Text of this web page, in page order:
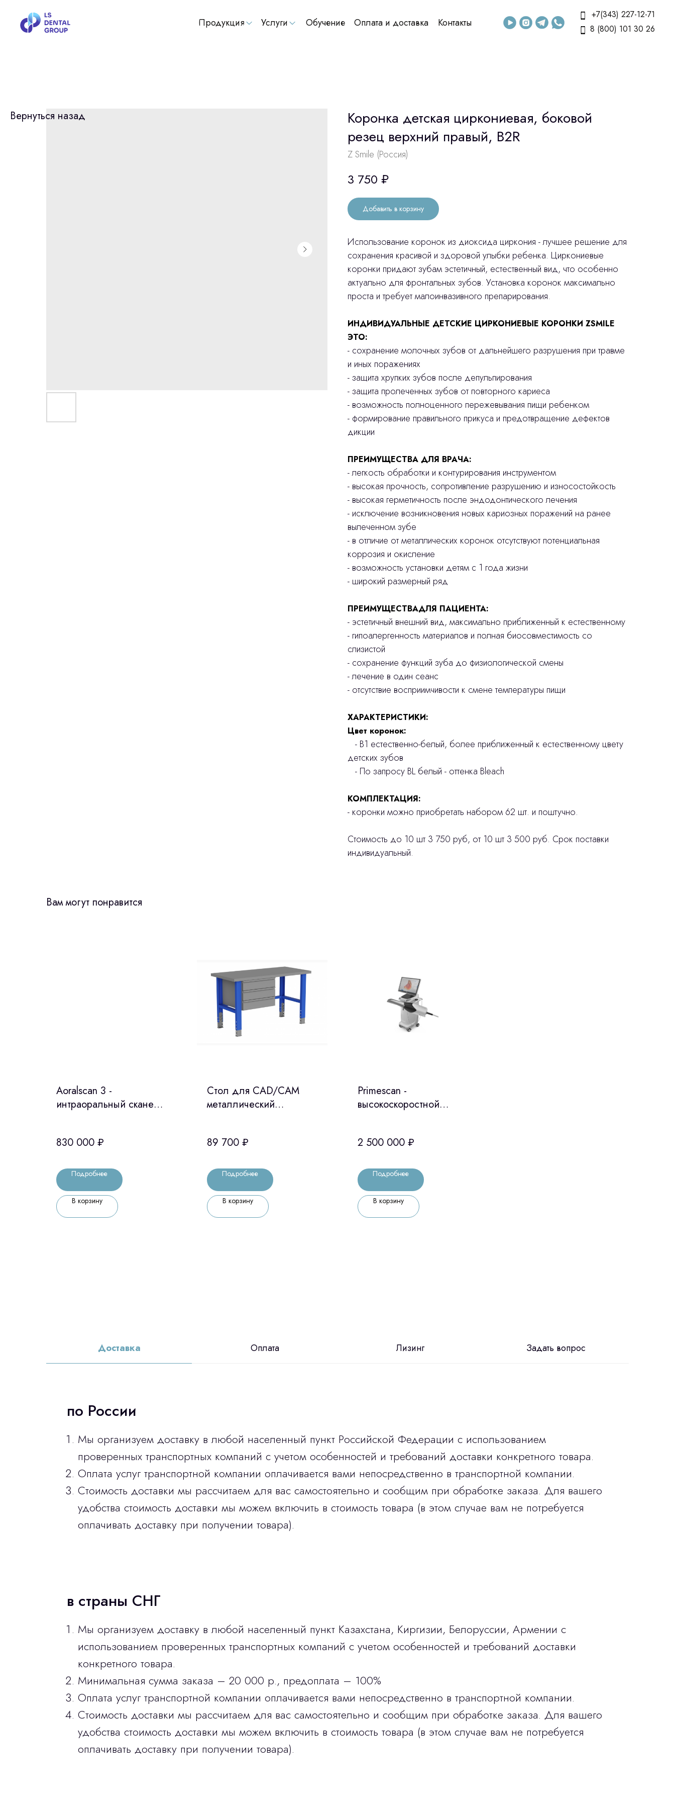
Обучение
Продукция Услуги Оплата и доставка Контакты
+7(343) 227-12-71
8 (800) 101 30 26
Вернуться назад
Коронка детская циркониевая, боковой
резец верхний правый, B2R
Z Smile (Россия)
3 750 ₽
Добавить в корзину
Использование коронок из диоксида циркония - лучшее решение для
сохранения красивой и здоровой улыбки ребенка. Циркониевые
коронки придают зубам эстетичный, естественный вид, что особенно
актуально для фронтальных зубов. Установка коронок максимально
проста и требует малоинвазивного препарирования.
ИНДИВИДУАЛЬНЫЕ ДЕТСКИЕ ЦИРКОНИЕВЫЕ КОРОНКИ ZSMILE
ЭТО:
- сохранение молочных зубов от дальнейшего разрушения при травме
и иных поражениях
- защита хрупких зубов после депульпирования
- защита пролеченных зубов от повторного кариеса
- возможность полноценного пережевывания пищи ребенком
- формирование правильного прикуса и предотвращение дефектов
дикции
ПРЕИМУЩЕСТВА ДЛЯ ВРАЧА:
- легкость обработки и контурирования инструментом
- высокая прочность, сопротивление разрушению и износостойкость
- высокая герметичность после эндодонтического лечения
- исключение возникновения новых кариозных поражений на ранее
вылеченном зубе
- в отличие от металлических коронок отсутствуют потенциальная
коррозия и окисление
- возможность установки детям с 1 года жизни
- широкий размерный ряд
ПРЕИМУЩЕСТВАДЛЯ ПАЦИЕНТА:
- эстетичный внешний вид, максимально приближенный к естественному
- гипоалергенность материалов и полная биосовместимость со
слизистой
- сохранение функций зуба до физиологической смены
- лечение в один сеанс
- отсутствие восприимчивости к смене температуры пищи
ХАРАКТЕРИСТИКИ:
Цвет коронок:
- В1 естественно-белый, более приближенный к естественному цвету
детских зубов
- По запросу BL белый - оттенка Bleach
КОМПЛЕКТАЦИЯ:
- коронки можно приобретать набором 62 шт. и поштучно.
Стоимость до 10 шт 3 750 руб, от 10 шт 3 500 руб. Срок поставки
индивидуальный.
Вам могут понравится
Aoralscan 3 -
интраоральный сканер
830 000 ₽
Подробнее
В корзину
Стол для CAD/CAM
металлический
ящиками (ВерсТакофф,
89 700 ₽
Подробнее
В корзину
Primescan -
высокоскоростной
2 500 000 ₽
Подробнее
В корзину
Доставка Оплата Лизинг Задать вопрос
по России
Мы организуем доставку в любой населенный пункт Российской Федерации с использованием
проверенных транспортных компаний с учетом особенностей и требований доставки конкретного товара.
Оплата услуг транспортной компании оплачивается вами непосредственно в транспортной компании.
Стоимость доставки мы рассчитаем для вас самостоятельно и сообщим при обработке заказа. Для вашего
удобства стоимость доставки мы можем включить в стоимость товара (в этом случае вам не потребуется
оплачивать доставку при получении товара).
в страны СНГ
Мы организуем доставку в любой населенный пункт Казахстана, Киргизии, Белоруссии, Армении с
использованием проверенных транспортных компаний с учетом особенностей и требований доставки
конкретного товара.
Минимальная сумма заказа – 20 000 р., предоплата – 100%
Оплата услуг транспортной компании оплачивается вами непосредственно в транспортной компании.
Стоимость доставки мы рассчитаем для вас самостоятельно и сообщим при обработке заказа. Для вашего
удобства стоимость доставки мы можем включить в стоимость товара (в этом случае вам не потребуется
оплачивать доставку при получении товара).